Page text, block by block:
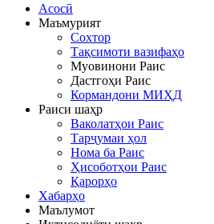
Асосӣ
Маъмурият
Сохтор
Тақсимоти вазифаҳо
Муовинони Раис
Дастгоҳи Раис
Кормандони МИҲД
Раиси шаҳр
Ваколатҳои Раис
Тарҷумаи ҳол
Нома ба Раис
Ҳисоботҳои Раис
Қарорҳо
Хабарҳо
Маълумот